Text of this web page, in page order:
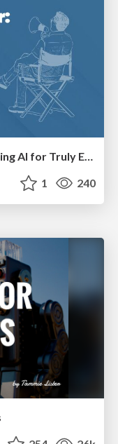
The Director’s Chair: Orchestrating AI for Truly Effective Learning
1 240